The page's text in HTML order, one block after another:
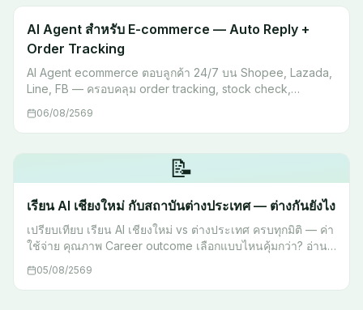
AI Agent สำหรับ E-commerce — Auto Reply +
Order Tracking
AI Agent ecommerce ตอบลูกค้า 24/7 บน Shopee, Lazada,
Line, FB — ครอบคลุม order tracking, stock check,
06/08/2569
📝
เรียน AI เชียงใหม่ กับสถาบันต่างประเทศ — ต่างกันยังไง
เปรียบเทียบ เรียน AI เชียงใหม่ vs ต่างประเทศ ครบทุกมิติ — ค่า
ใช้จ่าย คุณภาพ Career outcome เลือกแบบไหนคุ้มกว่า? อ่าน
05/08/2569